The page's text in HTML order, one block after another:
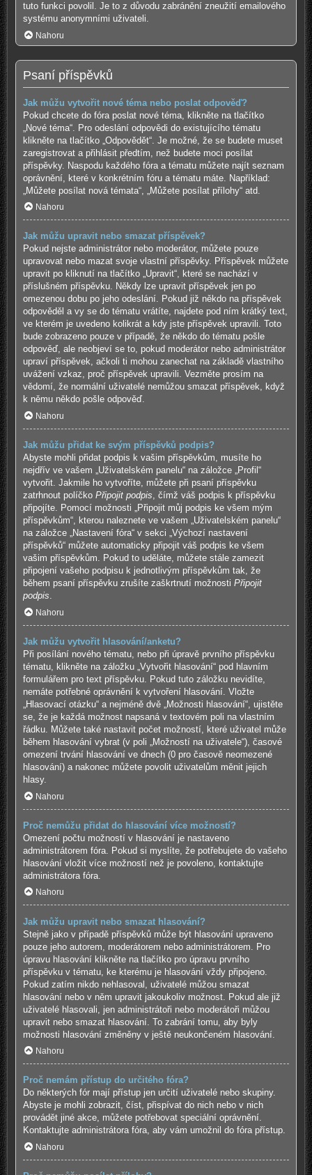
tuto funkci povolil. Je to z důvodu zabránění zneužití emailového
systému anonymními uživateli.
Nahoru
Psaní příspěvků
Jak můžu vytvořit nové téma nebo poslat odpověď?
Pokud chcete do fóra poslat nové téma, klikněte na tlačítko
„Nové téma“. Pro odeslání odpovědi do existujícího tématu
klikněte na tlačítko „Odpovědět“. Je možné, že se budete muset
zaregistrovat a přihlásit předtím, než budete moci posílat
příspěvky. Naspodu každého fóra a tématu můžete najít seznam
oprávnění, které v konkrétním fóru a tématu máte. Například:
„Můžete posílat nová témata“, „Můžete posílat přílohy“ atd.
Nahoru
Jak můžu upravit nebo smazat příspěvek?
Pokud nejste administrátor nebo moderátor, můžete pouze
upravovat nebo mazat svoje vlastní příspěvky. Příspěvek můžete
upravit po kliknutí na tlačítko „Upravit“, které se nachází v
příslušném příspěvku. Někdy lze upravit příspěvek jen po
omezenou dobu po jeho odeslání. Pokud již někdo na příspěvek
odpověděl a vy se do tématu vrátíte, najdete pod ním krátký text,
ve kterém je uvedeno kolikrát a kdy jste příspěvek upravili. Toto
bude zobrazeno pouze v případě, že někdo do tématu pošle
odpověď, ale neobjeví se to, pokud moderátor nebo administrátor
upraví příspěvek, ačkoli ti mohou zanechat na základě vlastního
uvážení vzkaz, proč příspěvek upravili. Vezměte prosím na
vědomí, že normální uživatelé nemůžou smazat příspěvek, když
k němu někdo pošle odpověď.
Nahoru
Jak můžu přidat ke svým příspěvků podpis?
Abyste mohli přidat podpis k vašim příspěvkům, musíte ho
nejdřív ve vašem „Uživatelském panelu“ na záložce „Profil“
vytvořit. Jakmile ho vytvoříte, můžete při psaní příspěvku
zatrhnout políčko Připojit podpis, čímž váš podpis k příspěvku
připojíte. Pomocí možnosti „Připojit můj podpis ke všem mým
příspěvkům“, kterou naleznete ve vašem „Uživatelském panelu“
na záložce „Nastavení fóra“ v sekci „Výchozí nastavení
příspěvků“ můžete automaticky připojit váš podpis ke všem
vašim příspěvkům. Pokud to uděláte, můžete stále zamezit
připojení vašeho podpisu k jednotlivým příspěvkům tak, že
během psaní příspěvku zrušíte zaškrtnutí možnosti Připojit
podpis.
Nahoru
Jak můžu vytvořit hlasování/anketu?
Při posílání nového tématu, nebo při úpravě prvního příspěvku
tématu, klikněte na záložku „Vytvořit hlasování“ pod hlavním
formulářem pro text příspěvku. Pokud tuto záložku nevidíte,
nemáte potřebné oprávnění k vytvoření hlasování. Vložte
„Hlasovací otázku“ a nejméně dvě „Možnosti hlasování“, ujistěte
se, že je každá možnost napsaná v textovém poli na vlastním
řádku. Můžete také nastavit počet možností, které uživatel může
během hlasování vybrat (v poli „Možností na uživatele“), časové
omezení trvání hlasování ve dnech (0 pro časově neomezené
hlasování) a nakonec můžete povolit uživatelům měnit jejich
hlasy.
Nahoru
Proč nemůžu přidat do hlasování více možností?
Omezení počtu možností v hlasování je nastaveno
administrátorem fóra. Pokud si myslíte, že potřebujete do vašeho
hlasování vložit více možností než je povoleno, kontaktujte
administrátora fóra.
Nahoru
Jak můžu upravit nebo smazat hlasování?
Stejně jako v případě příspěvků může být hlasování upraveno
pouze jeho autorem, moderátorem nebo administrátorem. Pro
úpravu hlasování klikněte na tlačítko pro úpravu prvního
příspěvku v tématu, ke kterému je hlasování vždy připojeno.
Pokud zatím nikdo nehlasoval, uživatelé můžou smazat
hlasování nebo v něm upravit jakoukoliv možnost. Pokud ale již
uživatelé hlasovali, jen administrátoři nebo moderátoři můžou
upravit nebo smazat hlasování. To zabrání tomu, aby byly
možnosti hlasování změněny v ještě neukončeném hlasování.
Nahoru
Proč nemám přístup do určitého fóra?
Do některých fór mají přístup jen určití uživatelé nebo skupiny.
Abyste je mohli zobrazit, číst, přispívat do nich nebo v nich
provádět jiné akce, můžete potřebovat speciální oprávnění.
Kontaktujte administrátora fóra, aby vám umožnil do fóra přístup.
Nahoru